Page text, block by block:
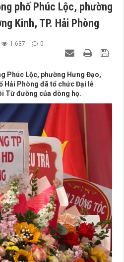
phố Phúc Lộc, phường
Kinh, TP. Hải Phòng
1.637 0
Phúc Lộc, phường Hưng Đạo,
Hải Phòng đã tổ chức Đại lễ
Từ đường của dòng họ.